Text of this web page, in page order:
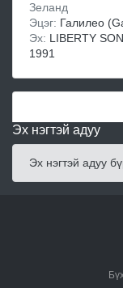
Зеланд
Эцэг: Галилео
Эх: LIBERTY
1991
Эх нэгтэй адуу
Эх нэгтэй адуу